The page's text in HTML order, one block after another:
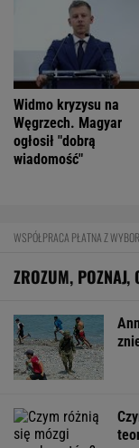
Widmo kryzysu na
Węgrzech. Magyar
ogłosił "dobrą
wiadomość"
WSPÓŁPRACA PŁATNA Z
ZROZUM, POZNAJ,